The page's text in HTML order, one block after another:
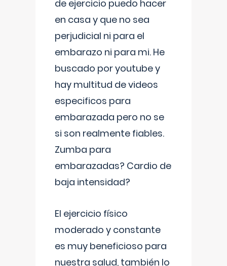
de ejercicio puedo hacer
en casa y que no sea
perjudicial ni para el
embarazo ni para mi. He
buscado por youtube y
hay multitud de videos
especificos para
embarazada pero no se
si son realmente fiables.
Zumba para
embarazadas? Cardio de
baja intensidad?
El ejercicio físico
moderado y constante
es muy beneficioso para
nuestra salud, también lo